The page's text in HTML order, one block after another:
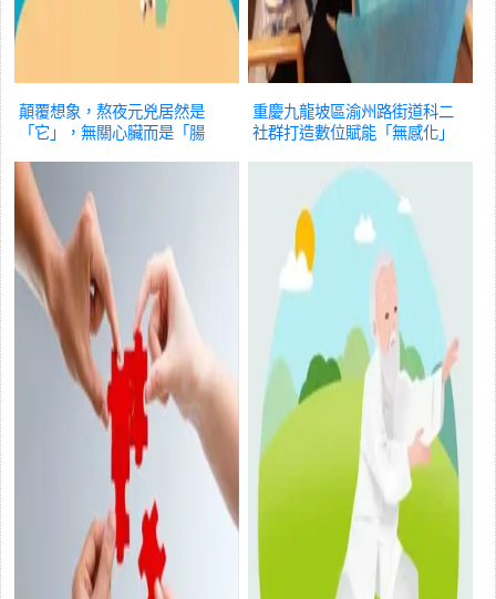
顛覆想象，熬夜元兇居然是
「它」，無關心臟而是「腸
生
重慶九龍坡區渝州路街道科二
社群打造數位賦能「無感化」